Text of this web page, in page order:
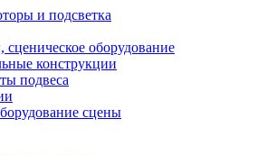
и подсветка
оборудование
конструкции
подвеса
сцены